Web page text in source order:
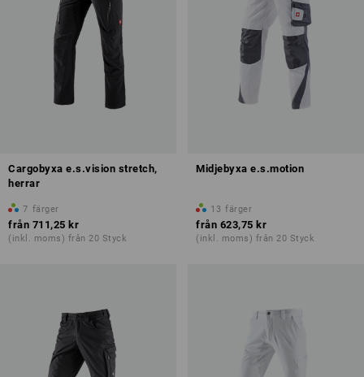
Cargobyxa e.s.vision stretch,
herrar
7 färger
från 711,25 kr
(inkl. moms) från 20 Styck
Midjebyxa e.s.motion
13 färger
från 623,75 kr
(inkl. moms) från 20 Styck